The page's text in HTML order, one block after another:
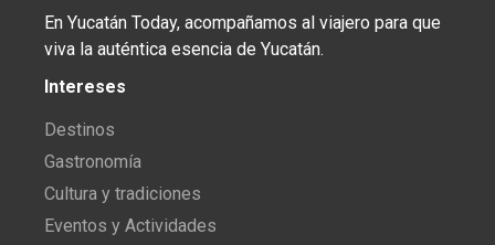
En Yucatán Today, acompañamos al viajero para que
viva la auténtica esencia de Yucatán.
Intereses
Destinos
Gastronomía
Cultura y tradiciones
Eventos y Actividades